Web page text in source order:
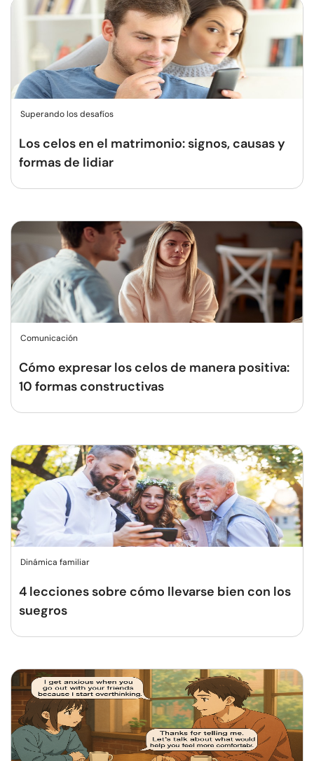
Superando los desafíos
Los celos en el matrimonio: signos, causas y
formas de lidiar
Comunicación
Cómo expresar los celos de manera positiva:
10 formas constructivas
Dinámica familiar
4 lecciones sobre cómo llevarse bien con los
suegros